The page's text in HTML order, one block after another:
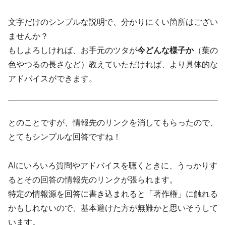
文字だけのシンプルな説明で、分かりにくい箇所はござい
ませんか？
もしよろしければ、お手元のツタが今どんな様子か（葉の
色やつるの長さなど）教えていただければ、より具体的な
アドバイスができます。
とのことですが、情報先のリンクを消してもらったので、
とてもシンプルな回答ですね！
AIにいろいろ質問やアドバイスを聴くときに、うっかりす
るとその回答の情報先のリンクが張られます。
特定の情報源を回答に書き込まれると「著作権」に触れる
かもしれないので、基本避けた方が無難かと思いそうして
います。